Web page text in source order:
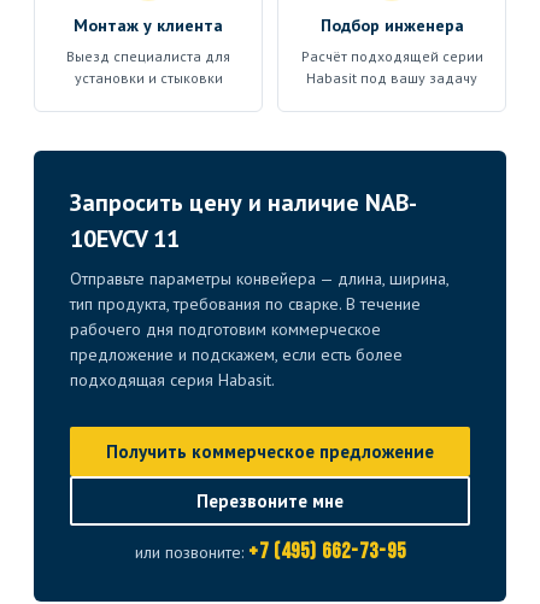
Монтаж у клиента
Выезд специалиста для
установки и стыковки
Подбор инженера
Расчёт подходящей серии
Habasit под вашу задачу
Запросить цену и наличие NAB-
10EVCV 11
Отправьте параметры конвейера — длина, ширина,
тип продукта, требования по сварке. В течение
рабочего дня подготовим коммерческое
предложение и подскажем, если есть более
подходящая серия Habasit.
Получить коммерческое предложение
Перезвоните мне
или позвоните: +7 (495) 662-73-95